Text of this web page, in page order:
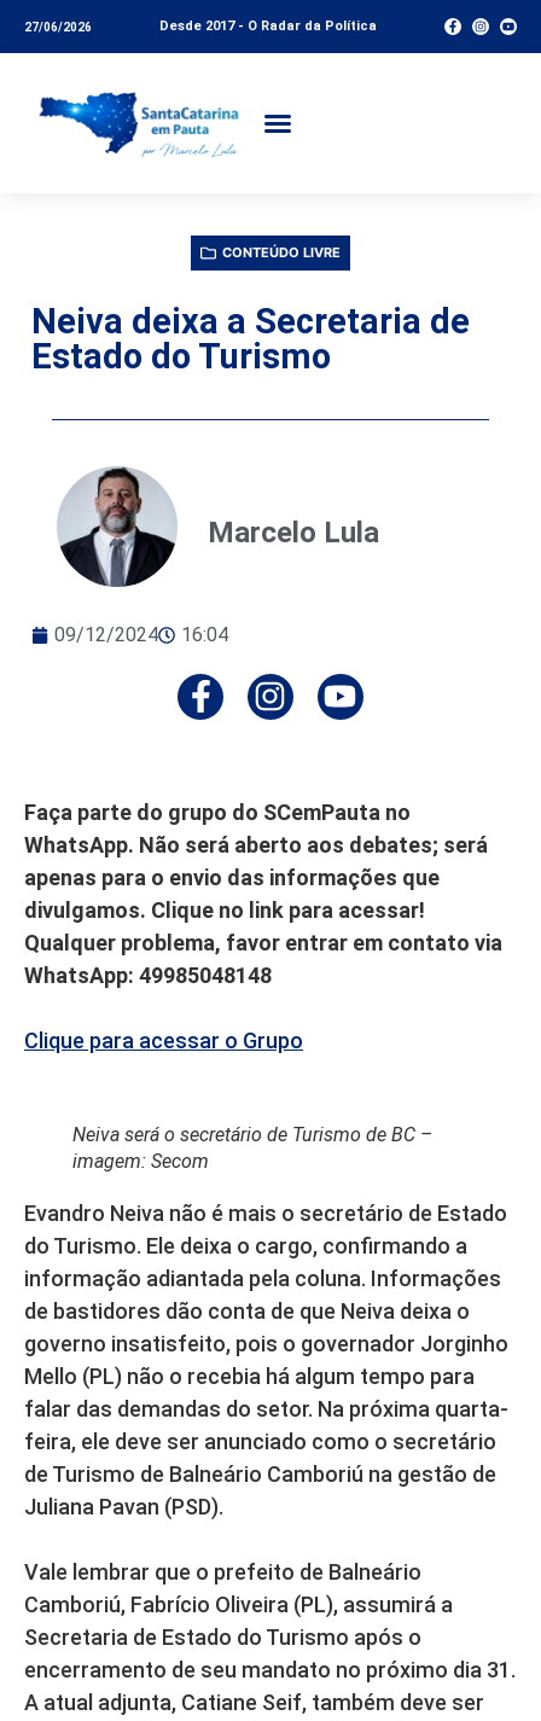
27/06/2026 Desde 2017 - O Radar da Política
CONTEÚDO LIVRE
Neiva deixa a Secretaria de
Estado do Turismo
Marcelo Lula
09/12/2024 16:04
Faça parte do grupo do SCemPauta no
WhatsApp. Não será aberto aos debates; será
apenas para o envio das informações que
divulgamos. Clique no link para acessar!
Qualquer problema, favor entrar em contato via
WhatsApp: 49985048148
Clique para acessar o Grupo
Neiva será o secretário de Turismo de BC –
imagem: Secom
Evandro Neiva não é mais o secretário de Estado
do Turismo. Ele deixa o cargo, confirmando a
informação adiantada pela coluna. Informações
de bastidores dão conta de que Neiva deixa o
governo insatisfeito, pois o governador Jorginho
Mello (PL) não o recebia há algum tempo para
falar das demandas do setor. Na próxima quarta-
feira, ele deve ser anunciado como o secretário
de Turismo de Balneário Camboriú na gestão de
Juliana Pavan (PSD).
Vale lembrar que o prefeito de Balneário
Camboriú, Fabrício Oliveira (PL), assumirá a
Secretaria de Estado do Turismo após o
encerramento de seu mandato no próximo dia 31.
A atual adjunta, Catiane Seif, também deve ser